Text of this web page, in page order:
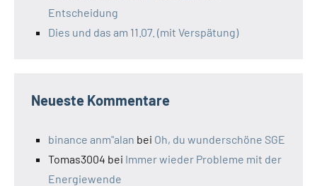
Entscheidung
Dies und das am 11.07. (mit Verspätung)
Neueste Kommentare
binance anm"alan bei Oh, du wunderschöne SGE
Tomas3004 bei Immer wieder Probleme mit der
Energiewende